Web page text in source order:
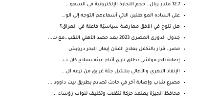
12.7 مليار ريال.. حجم التجارة الإلكترونية في السعو...
على الساده المواطنين الاتي أسماءهم التوجه إلى الو...
هل تلوح في الأفق معارضة سياسيّة فاعلة في العراق؟
جدول الدورى المصرى 2023 بعد حصد الأهلي اللقب..مع ت...
مصر.. قرار بالتكفل بعلاج الفنان إيمان البحر درويش
إصابة تاجر مواشي بطلق ناري أثناء عبثه بسلاح كان ب...
الإنقاذ النهري والأهالي ينتشل جثة غر يق من ترعه ال...
مصرع شاب وإصابة آخر في حادث تصادم بطريق بيت داوود ...
محافظ الجيزة يعتمد حركة تنقلات وتكليف لنواب رؤساء ...